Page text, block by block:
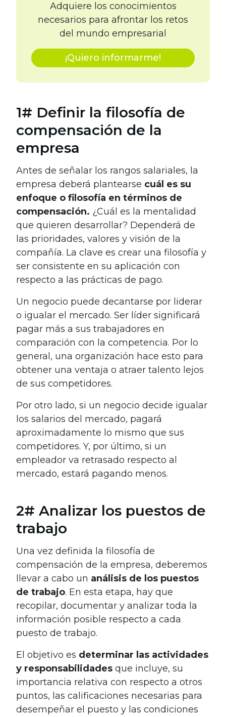
Adquiere los conocimientos
necesarios para afrontar los retos
del mundo empresarial
¡Quiero informarme!
1# Definir la filosofía de
compensación de la
empresa
Antes de señalar los rangos salariales, la
empresa deberá plantearse cuál es su
enfoque o filosofía en términos de
compensación. ¿Cuál es la mentalidad
que quieren desarrollar? Dependerá de
las prioridades, valores y visión de la
compañía. La clave es crear una filosofía y
ser consistente en su aplicación con
respecto a las prácticas de pago.
Un negocio puede decantarse por liderar
o igualar el mercado. Ser líder significará
pagar más a sus trabajadores en
comparación con la competencia. Por lo
general, una organización hace esto para
obtener una ventaja o atraer talento lejos
de sus competidores.
Por otro lado, si un negocio decide igualar
los salarios del mercado, pagará
aproximadamente lo mismo que sus
competidores. Y, por último, si un
empleador va retrasado respecto al
mercado, estará pagando menos.
2# Analizar los puestos de
trabajo
Una vez definida la filosofía de
compensación de la empresa, deberemos
llevar a cabo un análisis de los puestos
de trabajo. En esta etapa, hay que
recopilar, documentar y analizar toda la
información posible respecto a cada
puesto de trabajo.
El objetivo es determinar las actividades
y responsabilidades que incluye, su
importancia relativa con respecto a otros
puntos, las calificaciones necesarias para
desempeñar el puesto y las condiciones